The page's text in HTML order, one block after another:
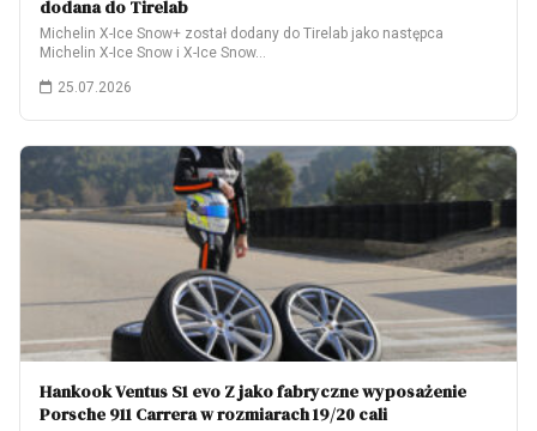
dodana do Tirelab
Michelin X-Ice Snow+ został dodany do Tirelab jako następca
Michelin X-Ice Snow i X-Ice Snow…
25.07.2026
Hankook Ventus S1 evo Z jako fabryczne wyposażenie
Porsche 911 Carrera w rozmiarach 19/20 cali